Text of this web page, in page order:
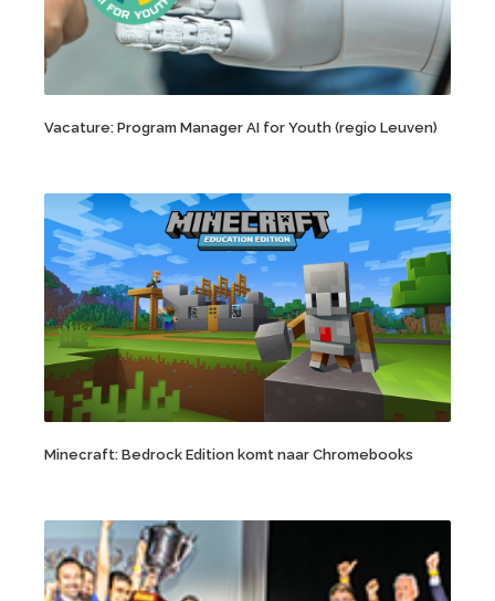
Vacature: Program Manager AI for Youth (regio Leuven)
Minecraft: Bedrock Edition komt naar Chromebooks